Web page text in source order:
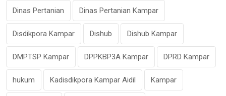
Dinas Pertanian Dinas Pertanian Kampar
Disdikpora Kampar Dishub Dishub Kampar
DMPTSP Kampar DPPKBP3A Kampar DPRD Kampar
hukum Kadisdikpora Kampar Aidil Kampar